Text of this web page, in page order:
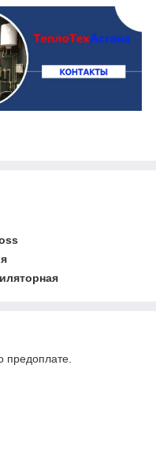
предоплате.